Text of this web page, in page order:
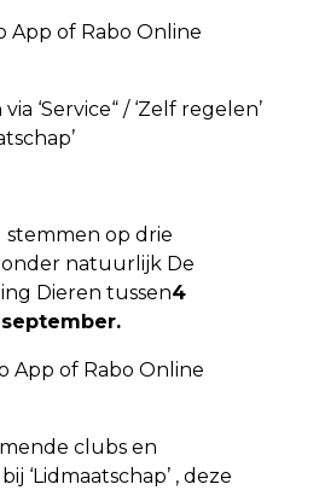
App of Rabo Online
‘Service“ / ‘Zelf regelen’
op drie
natuurlijk De
Dieren tussen4
App of Rabo Online
clubs en
‘Lidmaatschap’ , deze